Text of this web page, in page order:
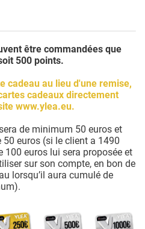
être commandées que
500 points.
cadeau au lieu d'une remise,
cadeaux directement
www.ylea.eu.
de minimum 50 euros et
euros (si le client a 1490
100 euros lui sera proposée et
sur son compte, en bon de
lorsqu’il aura cumulé de